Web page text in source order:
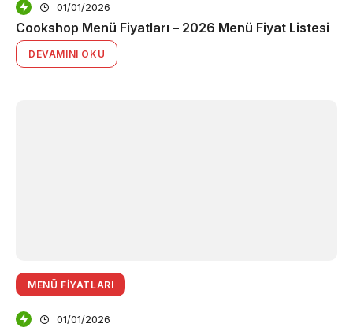
01/01/2026
Cookshop Menü Fiyatları – 2026 Menü Fiyat Listesi
DEVAMINI OKU
MENÜ FIYATLARI
01/01/2026